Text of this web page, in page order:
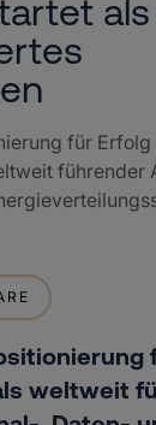
für Erfolg
führender
weltweit